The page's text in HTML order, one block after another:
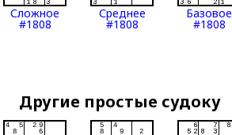
Сложное
#1808
Среднее
#1808
Базовое
#1808
Другие простые судоку